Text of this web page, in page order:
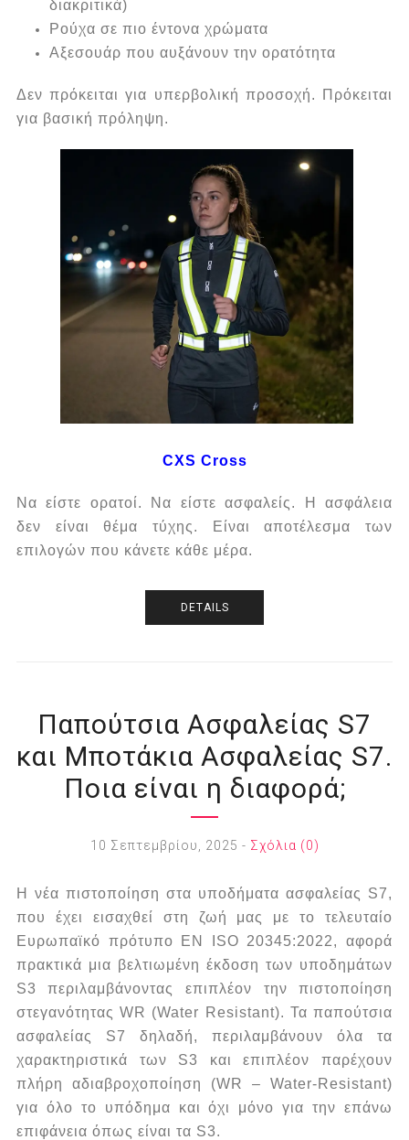
διακριτικά)
Ρούχα σε πιο έντονα χρώματα
Αξεσουάρ που αυξάνουν την ορατότητα
Δεν πρόκειται για υπερβολική προσοχή.
Πρόκειται
για βασική πρόληψη.
CXS Cross
Να είστε ορατοί. Να είστε ασφαλείς.
Η ασφάλεια
δεν είναι θέμα τύχης.
Είναι αποτέλεσμα των
επιλογών που κάνετε κάθε μέρα.
DETAILS
Παπούτσια Ασφαλείας S7
και Μποτάκια Ασφαλείας S7.
Ποια είναι η διαφορά;
10 Σεπτεμβρίου, 2025 - Σχόλια (0)
Η νέα πιστοποίηση στα υποδήματα ασφαλείας S7,
που έχει εισαχθεί στη ζωή μας με το τελευταίο
Ευρωπαϊκό πρότυπο EN ISO 20345:2022, αφορά
πρακτικά μια βελτιωμένη έκδοση των υποδημάτων
S3 περιλαμβάνοντας επιπλέον την πιστοποίηση
στεγανότητας WR (Water Resistant). Τα παπούτσια
ασφαλείας S7 δηλαδή, περιλαμβάνουν όλα τα
χαρακτηριστικά των S3 και επιπλέον παρέχουν
πλήρη αδιαβροχοποίηση (WR – Water-Resistant)
για όλο το υπόδημα και όχι μόνο για την επάνω
επιφάνεια όπως είναι τα S3.